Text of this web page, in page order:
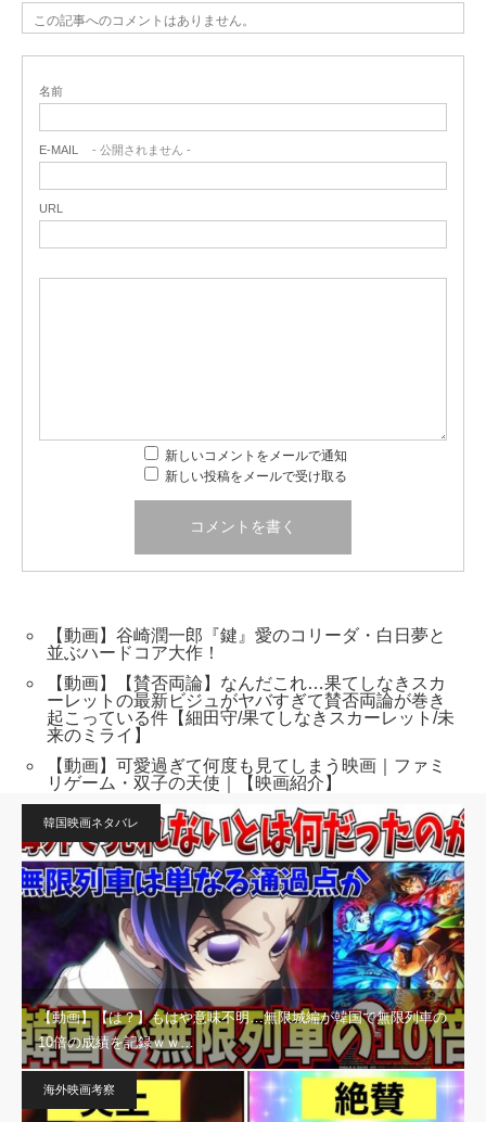
この記事へのコメントはありません。
名前
E-MAIL - 公開されません -
URL
新しいコメントをメールで通知
新しい投稿をメールで受け取る
【動画】谷崎潤一郎『鍵』愛のコリーダ・白日夢と
並ぶハードコア大作！
【動画】【賛否両論】なんだこれ…果てしなきスカ
ーレットの最新ビジュがヤバすぎて賛否両論が巻き
起こっている件【細田守/果てしなきスカーレット/未
来のミライ】
【動画】可愛過ぎて何度も見てしまう映画｜ファミ
リゲーム・双子の天使｜【映画紹介】
韓国映画ネタバレ
【動画】【は？】もはや意味不明…無限城編が韓国で無限列車の
10倍の成績を記録ｗｗ…
海外映画考察